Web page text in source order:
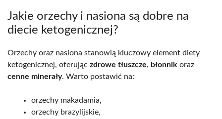
Jakie orzechy i nasiona są dobre na
diecie ketogenicznej?
Orzechy oraz nasiona stanowią kluczowy element diety
ketogenicznej, oferując zdrowe tłuszcze, błonnik oraz
cenne minerały. Warto postawić na:
orzechy makadamia,
orzechy brazylijskie,